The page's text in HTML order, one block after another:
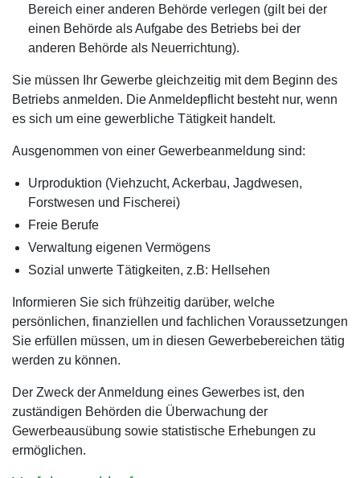
Bereich einer anderen Behörde verlegen (gilt bei der
einen Behörde als Aufgabe des Betriebs bei der
anderen Behörde als Neuerrichtung).
Sie müssen Ihr Gewerbe gleichzeitig mit dem Beginn des
Betriebs anmelden. Die Anmeldepflicht besteht nur, wenn
es sich um eine gewerbliche Tätigkeit handelt.
Ausgenommen von einer Gewerbeanmeldung sind:
Urproduktion (Viehzucht, Ackerbau, Jagdwesen,
Forstwesen und Fischerei)
Freie Berufe
Verwaltung eigenen Vermögens
Sozial unwerte Tätigkeiten, z.B: Hellsehen
Informieren Sie sich frühzeitig darüber, welche
persönlichen, finanziellen und fachlichen Voraussetzungen
Sie erfüllen müssen, um in diesen Gewerbebereichen tätig
werden zu können.
Der Zweck der Anmeldung eines Gewerbes ist, den
zuständigen Behörden die Überwachung der
Gewerbeausübung sowie statistische Erhebungen zu
ermöglichen.